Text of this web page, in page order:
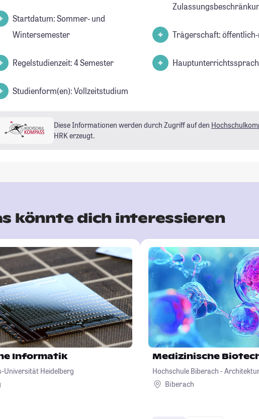
Startdatum: Sommer- und
Wintersemester
Regelstudienzeit: 4 Semester
Studienform(en): Vollzeitstudium
Trägerschaft:
Diese Informationen werden durch Zugriff auf den
HRK erzeugt.
könnte dich interessieren
Informatik
Universität Heidelberg
Medizinische
Hochschule Biberach -
Betriebswirtschaft und
Biberach